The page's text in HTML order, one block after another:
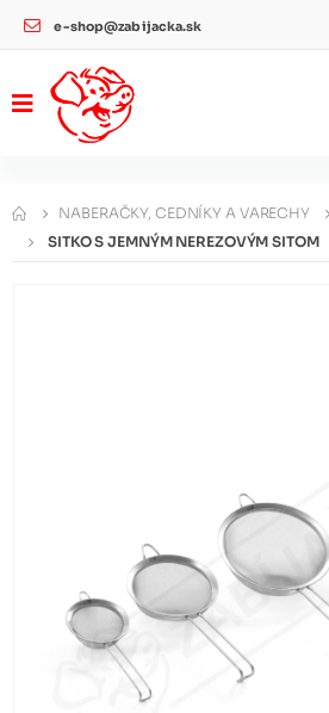
e-shop@zabijacka.sk
NABERAČKY, CEDNÍKY A VARECHY
SITKO S JEMNÝM NEREZOVÝM SITOM